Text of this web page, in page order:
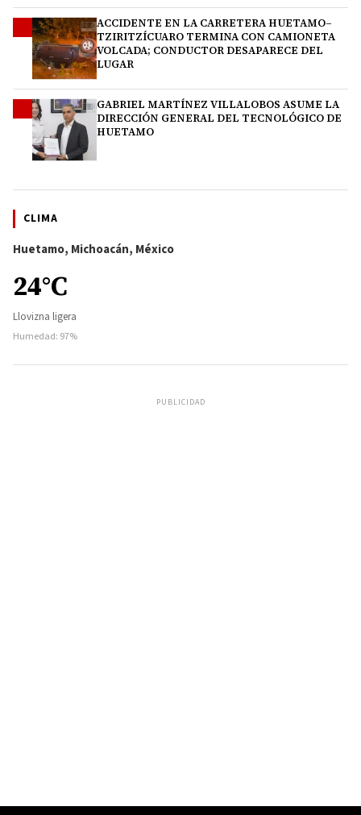
ACCIDENTE EN LA CARRETERA HUETAMO–
TZIRITZÍCUARO TERMINA CON CAMIONETA
VOLCADA; CONDUCTOR DESAPARECE DEL
LUGAR
GABRIEL MARTÍNEZ VILLALOBOS ASUME LA
DIRECCIÓN GENERAL DEL TECNOLÓGICO DE
HUETAMO
CLIMA
Huetamo, Michoacán, México
24°C
Llovizna ligera
Humedad: 97%
PUBLICIDAD